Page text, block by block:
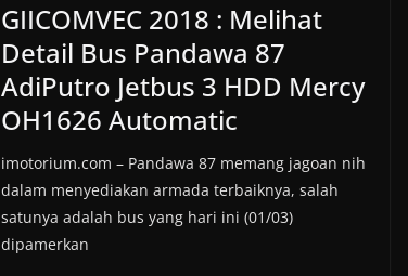
GIICOMVEC 2018 : Melihat
Detail Bus Pandawa 87
AdiPutro Jetbus 3 HDD Mercy
OH1626 Automatic
imotorium.com – Pandawa 87 memang jagoan nih
dalam menyediakan armada terbaiknya, salah
satunya adalah bus yang hari ini (01/03)
dipamerkan